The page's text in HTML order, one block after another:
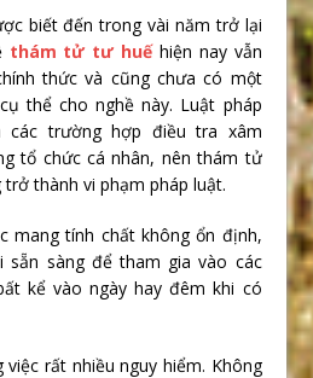
biết đến trong vài năm trở lại
thám tử tư huếhiện nay vẫn
thức và cũng chưa có một
thể cho nghề này. Luật pháp
các trường hợp điều tra xâm
tổ chức cá nhân, nên thám tử
thành vi phạm pháp luật.
mang tính chất không ổn định,
sẵn sàng để tham gia vào các
kể vào ngày hay đêm khi có
rất nhiều nguy hiểm. Không